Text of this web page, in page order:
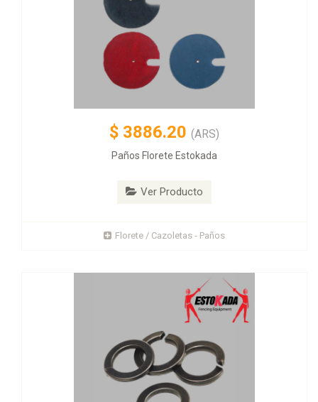
$ 3886.20 (ARS)
Paños Florete Estokada
Ver Producto
Florete / Cazoletas - Paños